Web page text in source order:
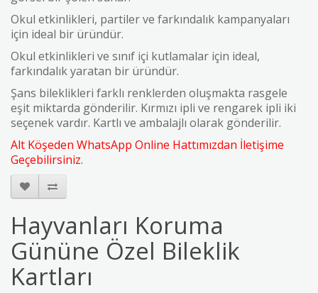
Okul etkinlikleri, partiler ve farkındalık kampanyaları
için ideal bir üründür.
Okul etkinlikleri ve sınıf içi kutlamalar için ideal,
farkındalık yaratan bir üründür.
Şans bileklikleri farklı renklerden oluşmakta rasgele
eşit miktarda gönderilir. Kırmızı ipli ve rengarek ipli iki
seçenek vardır. Kartlı ve ambalajlı olarak gönderilir.
Alt Köşeden WhatsApp Online Hattımızdan İletişime
Geçebilirsiniz.
Hayvanları Koruma
Gününe Özel Bileklik
Kartları